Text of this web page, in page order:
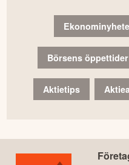
Börsens öppettider
Aktietips